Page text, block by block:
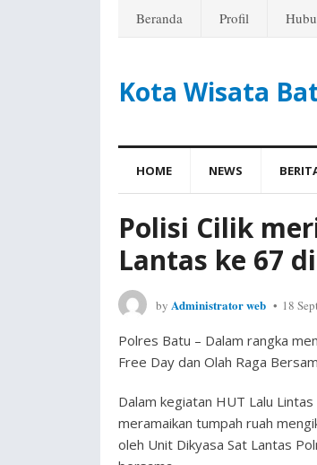
Beranda Profil
Kota Wisata
HOME NEWS
Polisi Cilik
Lantas ke 67
by Administrator web 18
Polres Batu – Dalam rangka
Free Day dan Olah Raga
Dalam kegiatan HUT Lalu
meramaikan tumpah ruah
oleh Unit Dikyasa Sat Lantas